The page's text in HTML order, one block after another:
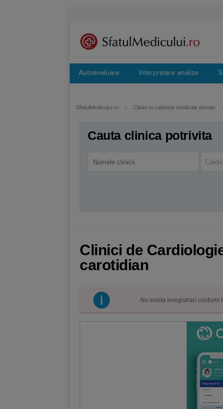
Autoevaluare Interpretare analize
SfatulMedicului.ro › Clinici si cabinete medicale private
Cauta clinica potrivita
Clinici de
carotidian
Nu exista inregistrari